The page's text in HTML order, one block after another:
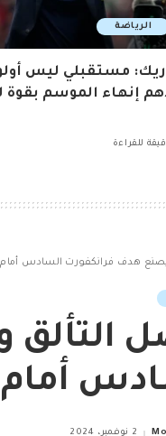
الرياضة
مستقبلي ليس
إنهاء الموسم بقوة
هدف فرانكفورت السادس
التألق
2 نوفمبر، 2024